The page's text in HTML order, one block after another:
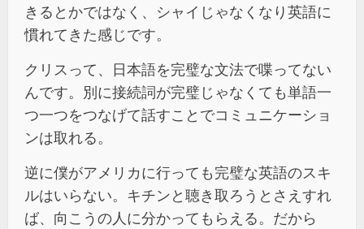
きるとかではなく、シャイじゃなくなり英語に
慣れてきた感じです。
クリスって、日本語を完璧な文法で喋ってない
んです。別に接続詞が完璧じゃなくても単語一
つ一つをつなげて話すことでコミュニケーショ
ンは取れる。
逆に僕がアメリカに行っても完璧な英語のスキ
ルはいらない。キチンと聴き取ろうとさえすれ
ば、向こうの人に分かってもらえる。だから